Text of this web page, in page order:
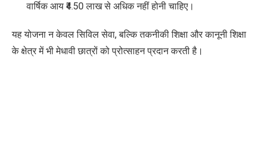
वार्षिक आय ₹4.50 लाख से अधिक नहीं होनी चाहिए।
यह योजना न केवल सिविल सेवा, बल्कि तकनीकी शिक्षा और कानूनी शिक्षा
के क्षेत्र में भी मेधावी छात्रों को प्रोत्साहन प्रदान करती है।